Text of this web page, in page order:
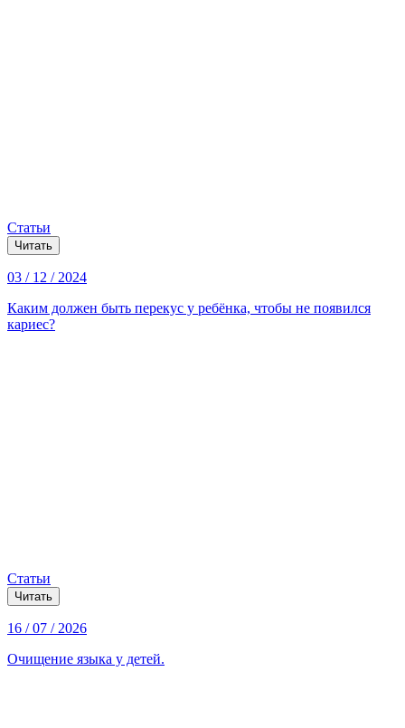
Статьи
Читать
03 / 12 / 2024
Каким должен быть перекус у ребёнка, чтобы не появился
кариес?
Статьи
Читать
16 / 07 / 2026
Очищение языка у детей.